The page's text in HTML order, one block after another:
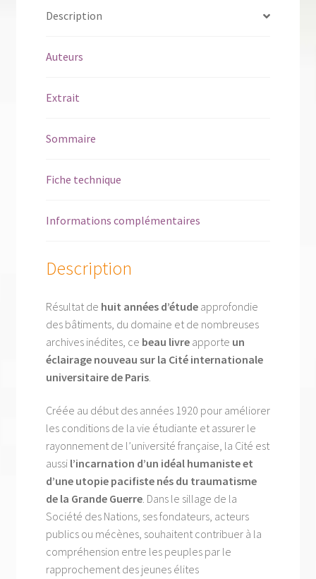
Description
Auteurs
Extrait
Sommaire
Fiche technique
Informations complémentaires
Description
Résultat de huit années d’étudeapprofondie
des bâtiments, du domaine et de nombreuses
archives inédites, ce beau livreapporte un
éclairage nouveau sur la Cité internationale
universitaire de Paris.
Créée au début des années 1920 pour améliorer
les conditions de la vie étudiante et assurer le
rayonnement de l’université française, la Cité est
aussi l’incarnation d’un idéal humaniste et
d’une utopie pacifiste nés du traumatisme
de la Grande Guerre. Dans le sillage de la
Société des Nations, ses fondateurs, acteurs
publics ou mécènes, souhaitent contribuer à la
compréhension entre les peuples par le
rapprochement des jeunes élites